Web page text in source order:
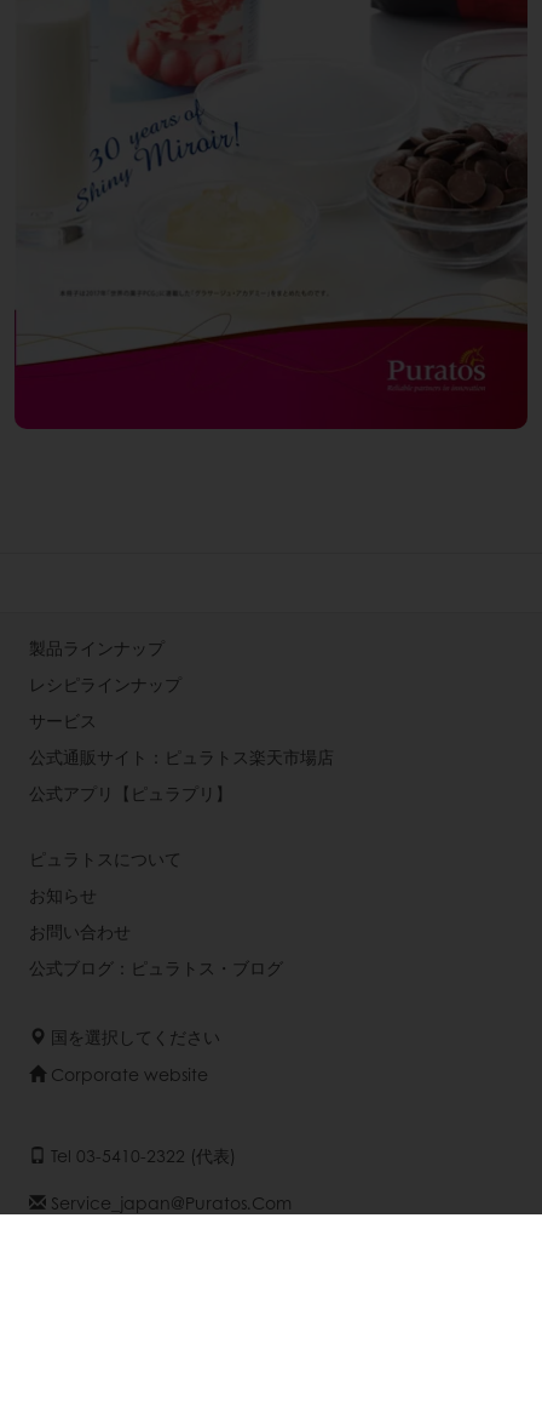
製品ラインナップ
レシピラインナップ
サービス
公式通販サイト：ピュラトス楽天市場店
公式アプリ【ピュラプリ】
ピュラトスについて
お知らせ
お問い合わせ
公式ブログ：ピュラトス・ブログ
国を選択してください
Corporate website
Tel 03-5410-2322 (代表)
Service_japan@puratos.com